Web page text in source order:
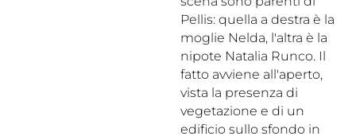
Pellis: quella a destra è la
moglie Nelda, l'altra è la
nipote Natalia Runco. Il
fatto avviene all'aperto,
vista la presenza di
vegetazione e di un
edificio sullo sfondo in